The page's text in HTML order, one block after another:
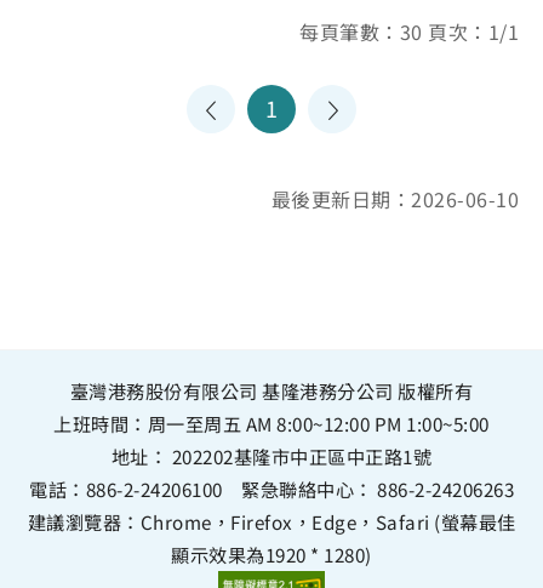
每頁筆數：30 頁次：1/1
1
最後更新日期：2026-06-10
臺灣港務股份有限公司 基隆港務分公司 版權所有
上班時間：周一至周五 AM 8:00~12:00 PM 1:00~5:00
地址： 202202基隆市中正區中正路1號
電話： 886-2-24206100 緊急聯絡中心： 886-2-24206263
建議瀏覽器：Chrome，Firefox，Edge，Safari (螢幕最佳
顯示效果為1920 * 1280)